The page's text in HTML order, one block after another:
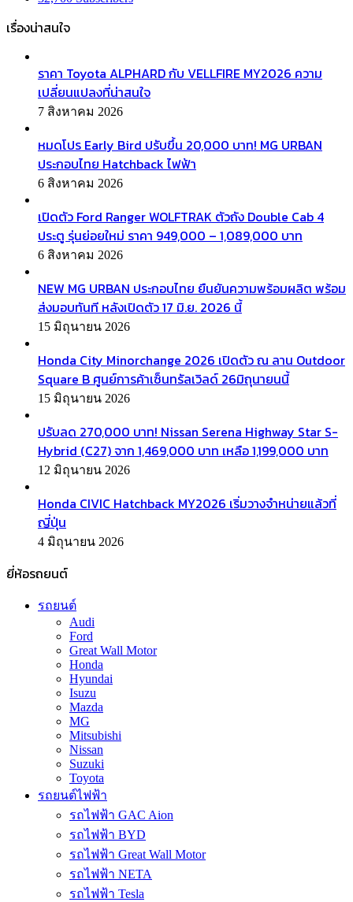
เรื่องน่าสนใจ
ราคา Toyota ALPHARD กับ VELLFIRE MY2026 ความ
เปลี่ยนแปลงที่น่าสนใจ
7 สิงหาคม 2026
หมดโปร Early Bird ปรับขึ้น 20,000 บาท! MG URBAN
ประกอบไทย Hatchback ไฟฟ้า
6 สิงหาคม 2026
เปิดตัว Ford Ranger WOLFTRAK ตัวถัง Double Cab 4
ประตู รุ่นย่อยใหม่ ราคา 949,000 – 1,089,000 บาท
6 สิงหาคม 2026
NEW MG URBAN ประกอบไทย ยืนยันความพร้อมผลิต พร้อม
ส่งมอบทันที หลังเปิดตัว 17 มิ.ย. 2026 นี้
15 มิถุนายน 2026
Honda City Minorchange 2026 เปิดตัว ณ ลาน Outdoor
Square B ศูนย์การค้าเซ็นทรัลเวิลด์ 26มิถุนายนนี้
15 มิถุนายน 2026
ปรับลด 270,000 บาท! Nissan Serena Highway Star S-
Hybrid (C27) จาก 1,469,000 บาท เหลือ 1,199,000 บาท
12 มิถุนายน 2026
Honda CIVIC Hatchback MY2026 เริ่มวางจำหน่ายแล้วที่
ญี่ปุ่น
4 มิถุนายน 2026
ยี่ห้อรถยนต์
รถยนต์
Audi
Ford
Great Wall Motor
Honda
Hyundai
Isuzu
Mazda
MG
Mitsubishi
Nissan
Suzuki
Toyota
รถยนต์ไฟฟ้า
รถไฟฟ้า GAC Aion
รถไฟฟ้า BYD
รถไฟฟ้า Great Wall Motor
รถไฟฟ้า NETA
รถไฟฟ้า Tesla